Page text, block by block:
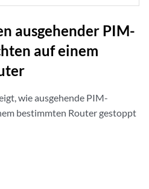
ausgehender PIM-
auf einem
wie ausgehende PIM-
bestimmten Router gestoppt